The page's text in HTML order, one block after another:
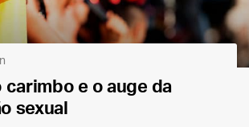
carimbo e o auge da
sexual